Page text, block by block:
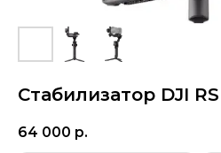
Стабилизатор DJI
64 000 р.